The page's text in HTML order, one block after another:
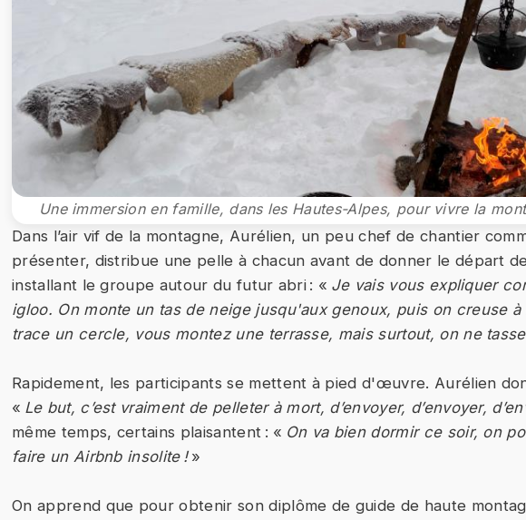
Une immersion en famille, dans les Hautes-Alpes, pour vivre la
Dans l’air vif de la montagne, Aurélien, un peu chef de chantier
présenter, distribue une pelle à chacun avant de donner le départ
installant le groupe autour du futur abri : « Je vais vous expliquer
igloo. On monte un tas de neige jusqu'aux genoux, puis on creuse à
trace un cercle, vous montez une terrasse, mais surtout, on ne
Rapidement, les participants se mettent à pied d'œuvre. Aurélien
« Le but, c’est vraiment de pelleter à mort, d’envoyer, d’envoyer,
même temps, certains plaisantent : « On va bien dormir ce soir, on
faire un Airbnb insolite !»
On apprend que pour obtenir son diplôme de guide de haute